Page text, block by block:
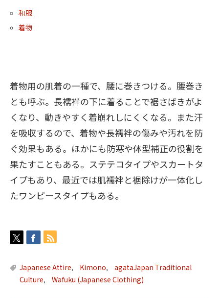
和服
着物
着物用の肌着の一種で、腰に巻きつける。腰巻き
とも呼ぶ。長襦袢の下に着ることで裾さばきがよ
くなり、動きやすく着崩れしにくくなる。また汗
を吸収するので、着物や長襦袢の傷みや汚れを防
ぐ効果もある。ほかにも防寒や体型補正の役割を
果たすこともある。ステテコタイプやスカートタ
イプもあり、最近では肌襦袢と裾除けが一体化し
たワンピースタイプもある。
Japanese Attire, Kimono,
agataJapan Traditional
Culture, Wafuku (Japanese Clothing)